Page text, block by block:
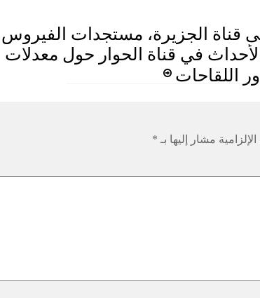
قناة الجزيرة، مستجدات الفيروس
في قناة الحوار حول معدلات
اللقاحات
مشار إليها بـ *